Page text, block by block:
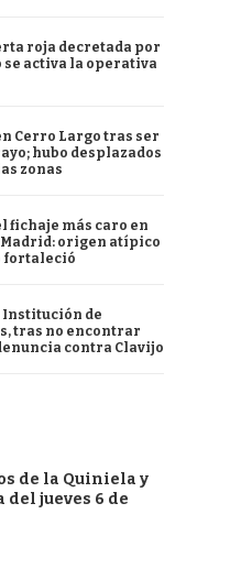
roja decretada por
se activa la operativa
Cerro Largo tras ser
hubo desplazados
zonas
fichaje más caro en
origen atípico
fortaleció
Institución de
tras no encontrar
contra Clavijo
de la Quiniela y
jueves 6 de